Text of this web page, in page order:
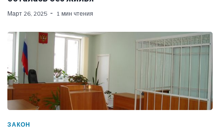
Март 26, 2025 1 мин чтения
ЗАКОН